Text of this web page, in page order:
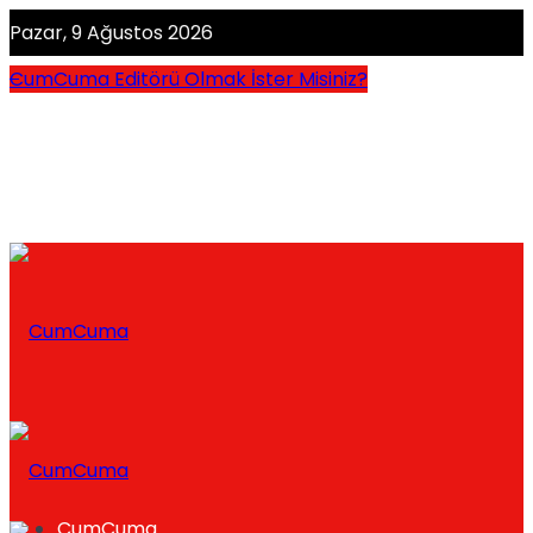
Pazar, 9 Ağustos 2026
CumCuma Editörü Olmak İster Misiniz?